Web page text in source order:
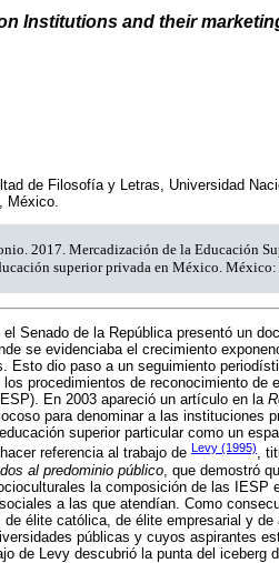
Institutions and their
de Filosofía y Letras, Universidad
México.
2017. Mercadización de la Educación
superior privada en México. México:
Senado de la República presentó un
se evidenciaba el crecimiento
Esto dio paso a un seguimiento
procedimientos de reconocimiento
En 2003 apareció un artículo en la
para denominar a las instituciones
superior particular como un
referencia al trabajo de
Levy (1995),
al predominio público , que demostró
la composición de las IESP
a las que atendían. Como
élite católica, de élite empresarial y
públicas y cuyos aspirantes
de Levy descubrió la punta del iceberg